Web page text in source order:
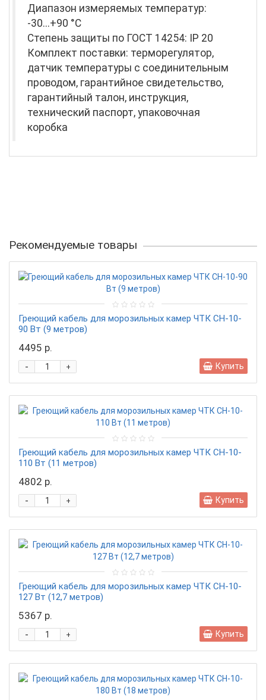
Диапазон измеряемых температур:
-30...+90 °С
Степень защиты по ГОСТ 14254: ІР 20
Комплект поставки: терморегулятор,
датчик температуры с соединительным
проводом, гарантийное свидетельство,
гарантийный талон, инструкция,
технический паспорт, упаковочная
коробка
Рекомендуемые товары
Греющий кабель для морозильных камер ЧТК СН-10-
90 Вт (9 метров)
4495 р.
+
- Купить
Греющий кабель для морозильных камер ЧТК СН-10-
110 Вт (11 метров)
4802 р.
+
- Купить
Греющий кабель для морозильных камер ЧТК СН-10-
127 Вт (12,7 метров)
5367 р.
+
- Купить